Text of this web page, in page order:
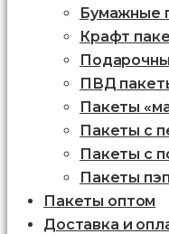
Бумажные
Крафт
ПВД
Пакеты
Пакеты c
Пакеты с
Пакеты
Пакеты оптом
Доставка и